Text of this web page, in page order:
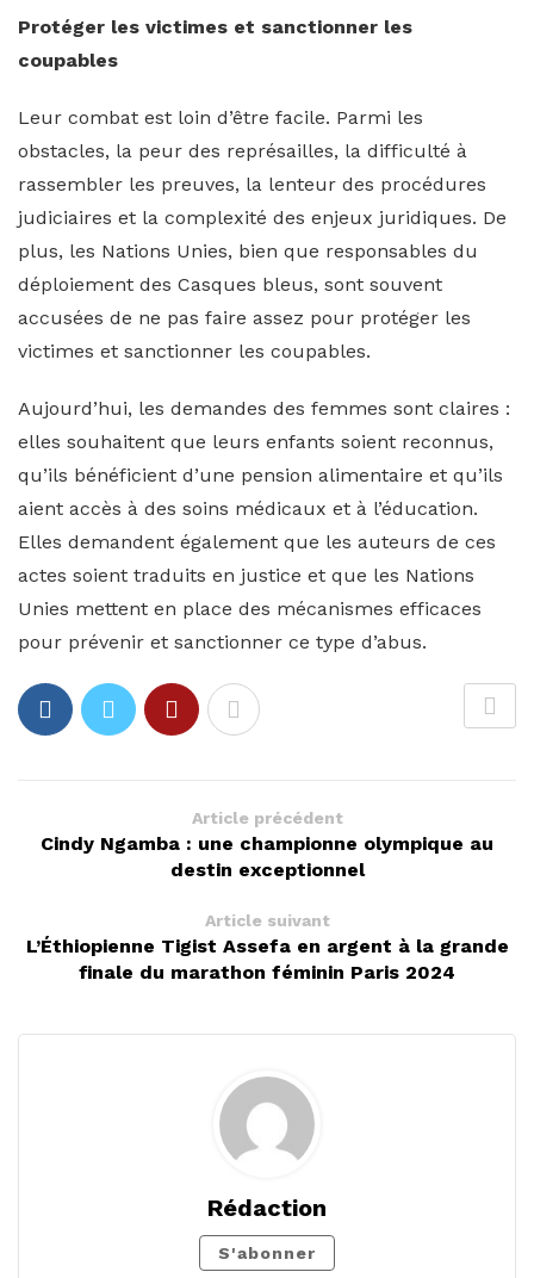
Protéger les victimes et sanctionner les
coupables
Leur combat est loin d’être facile. Parmi les
obstacles, la peur des représailles, la difficulté à
rassembler les preuves, la lenteur des procédures
judiciaires et la complexité des enjeux juridiques. De
plus, les Nations Unies, bien que responsables du
déploiement des Casques bleus, sont souvent
accusées de ne pas faire assez pour protéger les
victimes et sanctionner les coupables.
Aujourd’hui, les demandes des femmes sont claires :
elles souhaitent que leurs enfants soient reconnus,
qu’ils bénéficient d’une pension alimentaire et qu’ils
aient accès à des soins médicaux et à l’éducation.
Elles demandent également que les auteurs de ces
actes soient traduits en justice et que les Nations
Unies mettent en place des mécanismes efficaces
pour prévenir et sanctionner ce type d’abus.
Article précédent
Cindy Ngamba : une championne olympique au
destin exceptionnel
Article suivant
L’Éthiopienne Tigist Assefa en argent à la grande
finale du marathon féminin Paris 2024
Rédaction
S'abonner